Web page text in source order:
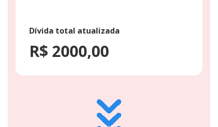
Dívida total atualizada
R$ 2000,00